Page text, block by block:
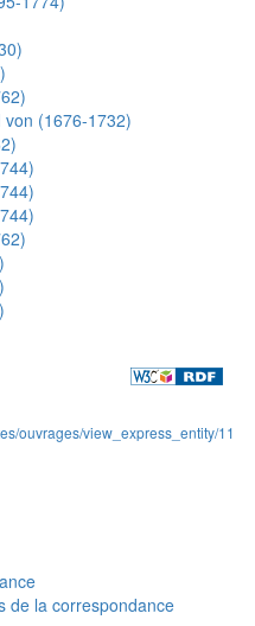
(1676-1732)
ouvrages/view_express_entity/11
de la correspondance